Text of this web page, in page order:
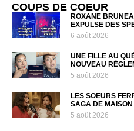
COUPS DE COEUR
ROXANE
EXPULSE DES
6 août 2026
UNE FILLE AU
NOUVEAU
5 août 2026
LES SOEURS
SAGA DE
5 août 2026